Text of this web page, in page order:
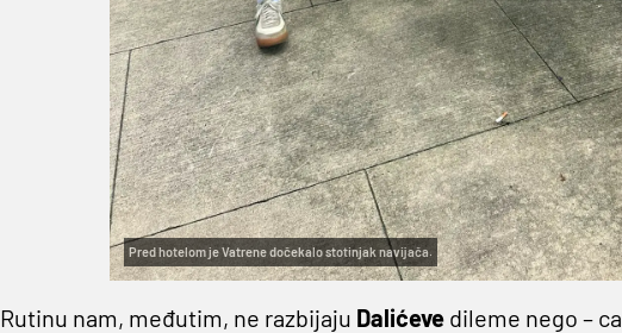
Pred hotelom je Vatrene dočekalo stotinjak navijača.
Rutinu nam, međutim, ne razbijaju Dalićevedileme nego –